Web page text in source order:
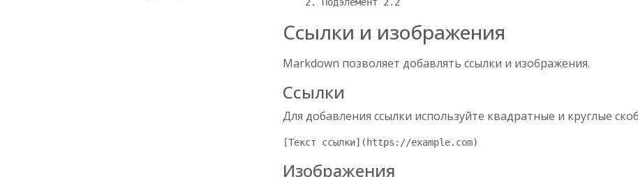
Ссылки и изображения
Markdown позволяет добавлять ссылки и изображения.
Ссылки
Для добавления ссылки используйте квадратные и круглые
[Текст ссылки](https://example.com)
Изображения